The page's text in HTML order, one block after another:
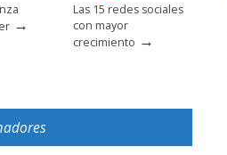
→
Las 15 redes sociales
con mayor
crecimiento →